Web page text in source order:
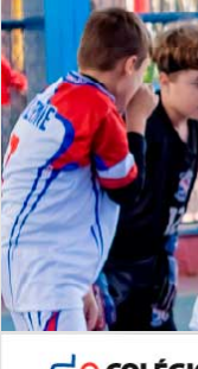
Desafios | Saiba mais
NOSSOCANAL